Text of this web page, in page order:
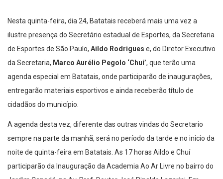
Nesta quinta-feira, dia 24, Batatais receberá mais uma vez a
ilustre presença do Secretário estadual de Esportes, da Secretaria
de Esportes de São Paulo, Aildo Rodrigues e, do Diretor Executivo
da Secretaria, Marco Aurélio Pegolo ‘Chuí’ , que terão uma
agenda especial em Batatais, onde participarão de inaugurações,
entregarão materiais esportivos e ainda receberão título de
cidadãos do município.
A agenda desta vez, diferente das outras vindas do Secretario
sempre na parte da manhã, será no período da tarde e no inicio da
noite de quinta-feira em Batatais. As 17 horas Aildo e Chuí
participarão da Inauguração da Academia Ao Ar Livre no bairro do